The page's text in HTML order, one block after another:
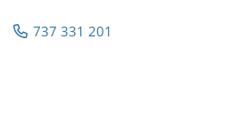
737 331 201